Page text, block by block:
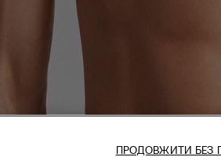
ПРОДОВЖИТИ БЕЗ